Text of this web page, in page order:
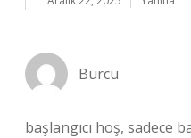
Burcu
başlangıcı hoş, sadece